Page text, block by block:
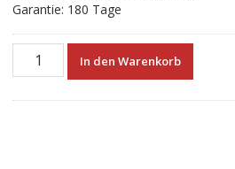
Garantie: 180 Tage
Neuer
In den Warenkorb